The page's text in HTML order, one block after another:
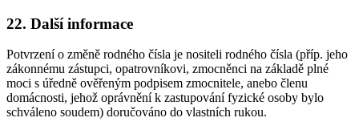
22. Další informace
Potvrzení o změně rodného čísla je nositeli rodného čísla (příp. jeho
zákonnému zástupci, opatrovníkovi, zmocněnci na základě plné
moci s úředně ověřeným podpisem zmocnitele, anebo členu
domácnosti, jehož oprávnění k zastupování fyzické osoby bylo
schváleno soudem) doručováno do vlastních rukou.